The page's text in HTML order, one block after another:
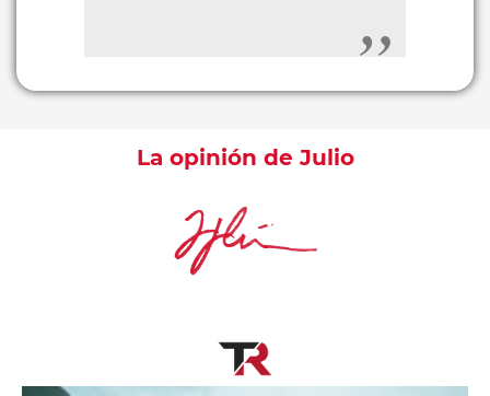
La opinión de Julio